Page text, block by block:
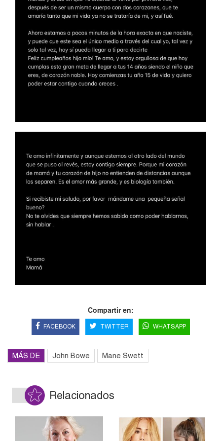
Compartir en:
FACEBOOK TWITTER WHATSAPP
MÁS DE John Bowe Mane Swett
Relacionados